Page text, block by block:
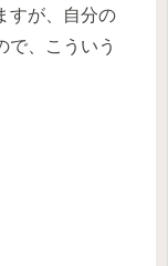
すが、自分の
で、こういう